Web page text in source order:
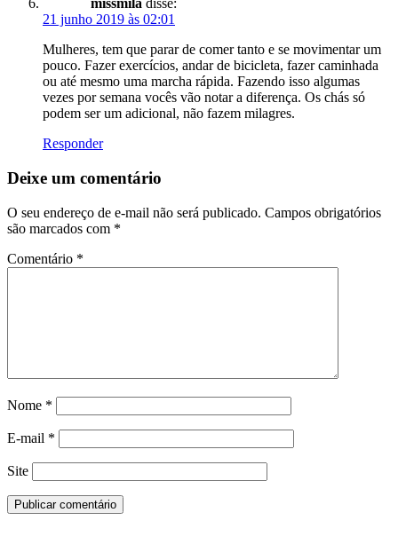
missmila disse:
21 junho 2019 às 02:01
Mulheres, tem que parar de comer tanto e se movimentar um
pouco. Fazer exercícios, andar de bicicleta, fazer caminhada
ou até mesmo uma marcha rápida. Fazendo isso algumas
vezes por semana vocês vão notar a diferença. Os chás só
podem ser um adicional, não fazem milagres.
Responder
Deixe um comentário
O seu endereço de e-mail não será publicado. Campos obrigatórios
são marcados com *
Comentário *
Nome *
E-mail *
Site